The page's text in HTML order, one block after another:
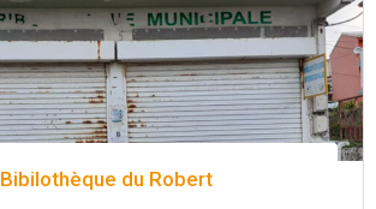
Bibilothèque du Robert